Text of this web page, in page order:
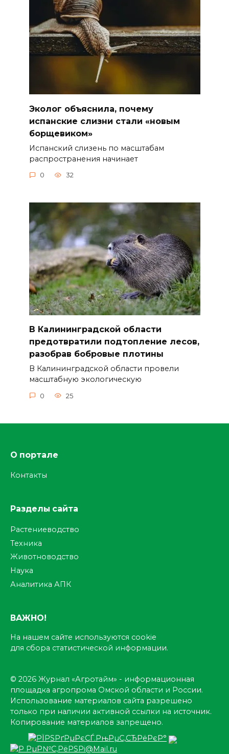
Эколог объяснила, почему
испанские слизни стали «новым
борщевиком»
Испанский слизень по масштабам
распространения начинает
0 32
В Калининградской области
предотвратили подтопление лесов,
разобрав бобровые плотины
В Калининградской области провели
масштабную экологическую
0 25
О портале
Контакты
Разделы сайта
Растениеводство
Техника
Животноводство
Наука
Аналитика АПК
ВАЖНО!
На нашем сайте используются cookie
для сбора статистической информации.
© 2026 Журнал «Агротайм» - информационная
площадка агропрома Омской области и России.
Использование материалов сайта разрешено
только при наличии активной ссылки на источник.
Копирование материалов запрещено.